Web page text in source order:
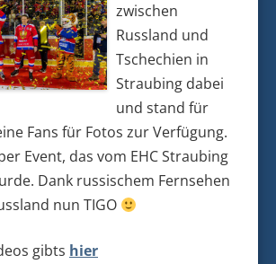
zwischen
Russland und
Tschechien in
Straubing dabei
und stand für
Fans für Fotos zur Verfügung.
Event, das vom EHC Straubing
Dank russischem Fernsehen
nun TIGO
gibts hier